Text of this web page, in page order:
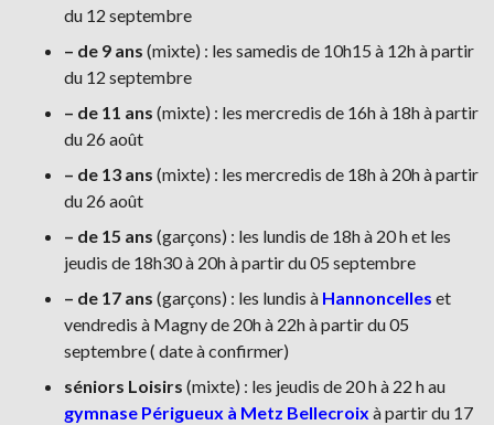
du 12 septembre
– de 9 ans (mixte) : les samedis de 10h15 à 12h à partir
du 12 septembre
– de 11 ans (mixte) : les mercredis de 16h à 18h à partir
du 26 août
– de 13 ans (mixte) : les mercredis de 18h à 20h à partir
du 26 août
– de 15 ans (garçons) : les lundis de 18h à 20 h et les
jeudis de 18h30 à 20h à partir du 05 septembre
– de 17 ans (garçons) : les lundis à Hannoncelles et
vendredis à Magny de 20h à 22h à partir du 05
septembre ( date à confirmer)
séniors Loisirs (mixte) : les jeudis de 20 h à 22 h au
gymnase Périgueux à Metz Bellecroix à partir du 17